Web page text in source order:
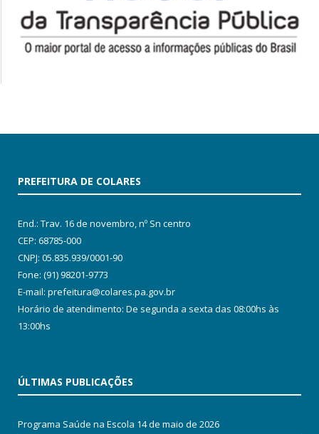
PREFEITURA DE COLARES
End.: Trav. 16 de novembro, nº Sn centro
CEP: 68785-000
CNPJ: 05.835.939/0001-90
Fone: (91) 98201-9773
E-mail: prefeitura@colares.pa.gov.br
Horário de atendimento: De segunda a sexta das 08:00hs às
13:00hs
ÚLTIMAS PUBLICAÇÕES
Programa Saúde na Escola 14 de maio de 2026